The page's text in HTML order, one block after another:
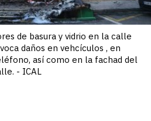
de basura y vidrio en la calle
daños en vehcículos , en
así como en la fachad del
- ICAL